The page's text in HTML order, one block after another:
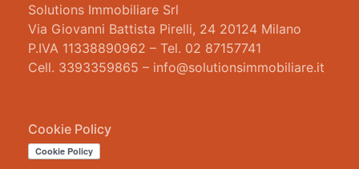
Solutions Immobiliare Srl
Via Giovanni Battista Pirelli, 24 20124 Milano
P.IVA 11338890962 – Tel. 02 87157741
Cell. 3393359865 – info@solutionsimmobiliare.it
Cookie Policy